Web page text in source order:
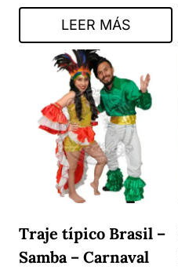
LEER MÁS
Traje típico Brasil –
Samba – Carnaval